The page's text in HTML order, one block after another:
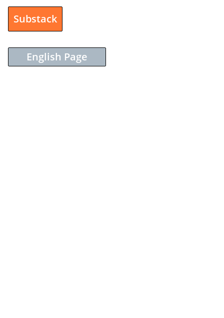
Substack
English Page